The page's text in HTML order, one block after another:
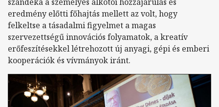
eredmény előtti főhajtás mellett az volt, hogy
felkeltse a tásadalmi figyelmet a magas
szervezettségű innovációs folyamatok, a kreatív
erőfeszítésekkel létrehozott új anyagi, gépi és emberi
kooperációk és vívmányok iránt.